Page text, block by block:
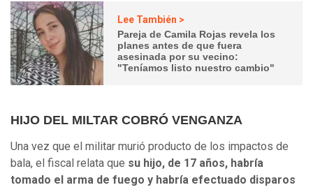
Lee También >
Pareja de Camila Rojas revela los
planes antes de que fuera
asesinada por su vecino:
"Teníamos listo nuestro cambio"
HIJO DEL MILTAR COBRÓ VENGANZA
Una vez que el militar murió producto de los impactos de
bala, el fiscal relata que su hijo, de 17 años, habría
tomado el arma de fuego y habría efectuado disparos